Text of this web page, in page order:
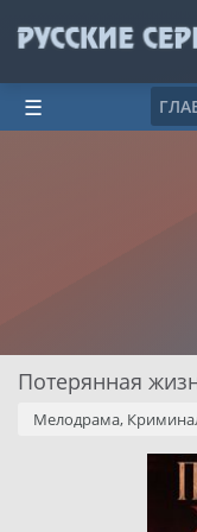
☰
Потерянная
Мелодрама,